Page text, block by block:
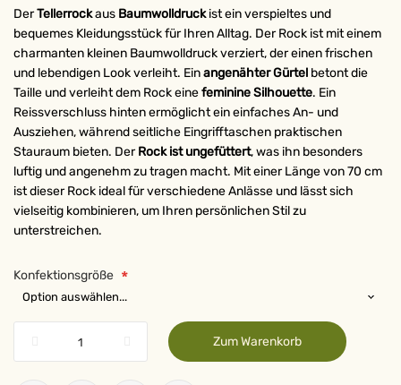
DerTellerrockaus Baumwolldruckist ein verspieltes und
bequemes Kleidungsstück für Ihren Alltag. Der Rock ist mit einem
charmanten kleinen Baumwolldruck verziert, der einen frischen
und lebendigen Look verleiht. Einangenähter Gürtel betont die
Taille und verleiht dem Rock einefeminine Silhouette. Ein
Reissverschluss hinten ermöglicht ein einfaches An- und
Ausziehen, während seitliche Eingrifftaschen praktischen
Stauraum bieten. DerRock ist ungefüttert, was ihn besonders
luftig und angenehm zu tragen macht. Mit einer Länge von 70 cm
ist dieser Rock ideal für verschiedene Anlässe und lässt sich
vielseitig kombinieren, um Ihren persönlichen Stil zu
unterstreichen.
Konfektionsgröße
Zum Warenkorb